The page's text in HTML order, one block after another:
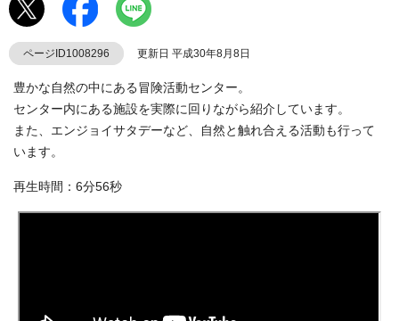
ページID1008296 更新日 平成30年8月8日
豊かな自然の中にある冒険活動センター。
センター内にある施設を実際に回りながら紹介しています。
また、エンジョイサタデーなど、自然と触れ合える活動も行って
います。
再生時間：6分56秒